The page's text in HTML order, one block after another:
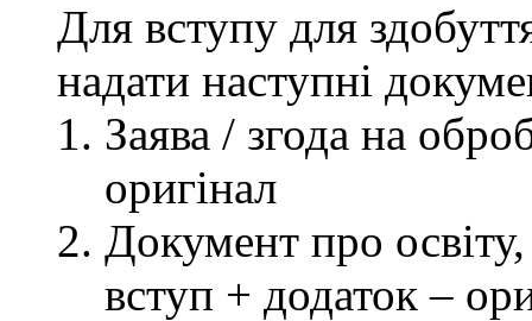
Для вступу для
надати наступні
Заява / згода на
оригінал
Документ про освіту,
вступ + додаток –